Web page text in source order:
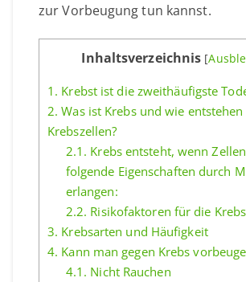
zur Vorbeugung tun kannst.
Inhaltsverzeichnis [
1. Krebst ist die zweithäufigste
2. Was ist Krebs und wie entstehen
Krebszellen?
2.1. Krebs entsteht, wenn
folgende Eigenschaften durch
erlangen:
2.2. Risikofaktoren für die
3. Krebsarten und Häufigkeit
4. Kann man gegen Krebs
4.1. Nicht Rauchen